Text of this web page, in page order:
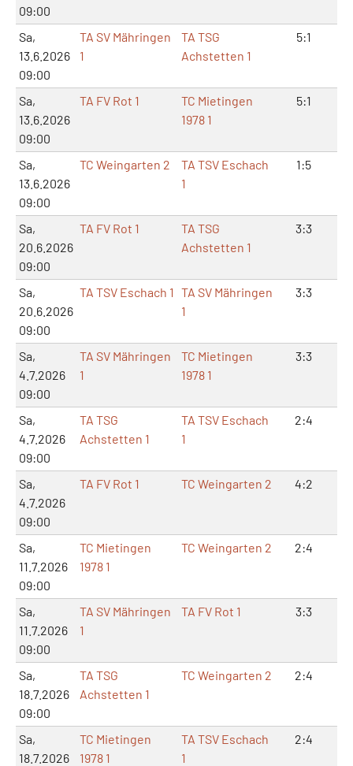
09:00
Sa,
13.6.2026
09:00
TA SV Mähringen
1
TA TSG
Achstetten 1
5:1
Sa,
13.6.2026
09:00
TA FV Rot 1
TC Mietingen
1978 1
5:1
Sa,
13.6.2026
09:00
TC Weingarten 2
TA TSV Eschach
1
1:5
Sa,
20.6.2026
09:00
TA FV Rot 1
TA TSG
Achstetten 1
3:3
Sa,
20.6.2026
09:00
TA TSV Eschach 1 TA SV Mähringen
1
3:3
Sa,
4.7.2026
09:00
TA SV Mähringen
1
TC Mietingen
1978 1
3:3
Sa,
4.7.2026
09:00
TA TSG
Achstetten 1
TA TSV Eschach
1
2:4
Sa,
4.7.2026
09:00
TA FV Rot 1 TC Weingarten 2 4:2
Sa,
11.7.2026
09:00
TC Mietingen
1978 1
TC Weingarten 2 2:4
Sa,
11.7.2026
09:00
TA SV Mähringen
1
TA FV Rot 1 3:3
Sa,
18.7.2026
09:00
TA TSG
Achstetten 1
TC Weingarten 2 2:4
Sa,
18.7.2026
TC Mietingen
1978 1
TA TSV Eschach
1
2:4